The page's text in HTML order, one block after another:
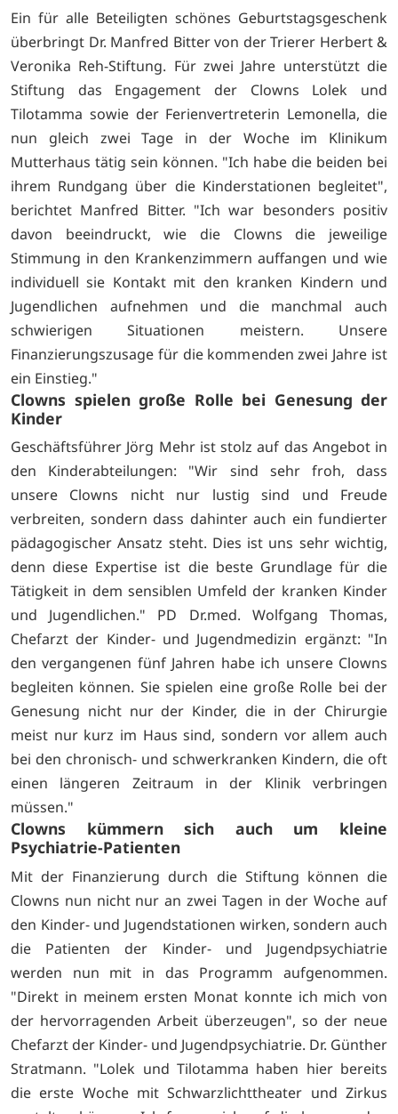
Ein für alle Beteiligten schönes Geburtstagsgeschenk
überbringt Dr. Manfred Bitter von der Trierer Herbert &
Veronika Reh-Stiftung. Für zwei Jahre unterstützt die
Stiftung das Engagement der Clowns Lolek und
Tilotamma sowie der Ferienvertreterin Lemonella, die
nun gleich zwei Tage in der Woche im Klinikum
Mutterhaus tätig sein können. "Ich habe die beiden bei
ihrem Rundgang über die Kinderstationen begleitet",
berichtet Manfred Bitter. "Ich war besonders positiv
davon beeindruckt, wie die Clowns die jeweilige
Stimmung in den Krankenzimmern auffangen und wie
individuell sie Kontakt mit den kranken Kindern und
Jugendlichen aufnehmen und die manchmal auch
schwierigen Situationen meistern. Unsere
Finanzierungszusage für die kommenden zwei Jahre ist
ein Einstieg."
Clowns spielen große Rolle bei Genesung der
Kinder
Geschäftsführer Jörg Mehr ist stolz auf das Angebot in
den Kinderabteilungen: "Wir sind sehr froh, dass
unsere Clowns nicht nur lustig sind und Freude
verbreiten, sondern dass dahinter auch ein fundierter
pädagogischer Ansatz steht. Dies ist uns sehr wichtig,
denn diese Expertise ist die beste Grundlage für die
Tätigkeit in dem sensiblen Umfeld der kranken Kinder
und Jugendlichen." PD Dr.med. Wolfgang Thomas,
Chefarzt der Kinder- und Jugendmedizin ergänzt: "In
den vergangenen fünf Jahren habe ich unsere Clowns
begleiten können. Sie spielen eine große Rolle bei der
Genesung nicht nur der Kinder, die in der Chirurgie
meist nur kurz im Haus sind, sondern vor allem auch
bei den chronisch- und schwerkranken Kindern, die oft
einen längeren Zeitraum in der Klinik verbringen
müssen."
Clowns kümmern sich auch um kleine
Psychiatrie-Patienten
Mit der Finanzierung durch die Stiftung können die
Clowns nun nicht nur an zwei Tagen in der Woche auf
den Kinder- und Jugendstationen wirken, sondern auch
die Patienten der Kinder- und Jugendpsychiatrie
werden nun mit in das Programm aufgenommen.
"Direkt in meinem ersten Monat konnte ich mich von
der hervorragenden Arbeit überzeugen", so der neue
Chefarzt der Kinder- und Jugendpsychiatrie. Dr. Günther
Stratmann. "Lolek und Tilotamma haben hier bereits
die erste Woche mit Schwarzlichttheater und Zirkus